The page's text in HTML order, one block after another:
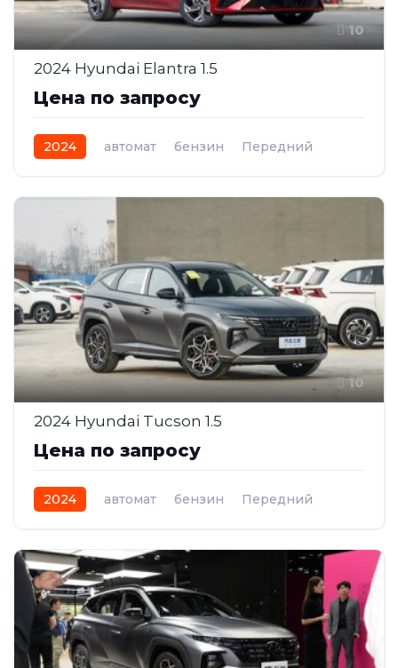
10
2024 Hyundai Elantra 1.5
Цена по запросу
2024 автомат бензин Передний
10
2024 Hyundai Tucson 1.5
Цена по запросу
2024 автомат бензин Передний